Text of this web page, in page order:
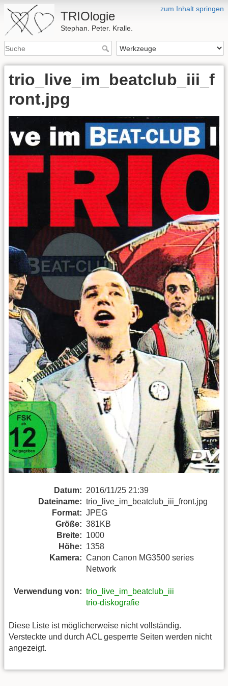
zum Inhalt springen
TRIOlogie
Stephan. Peter. Kralle.
trio_live_im_beatclub_iii_f
ront.jpg
Datum: 2016/11/25 21:39
Dateiname: trio_live_im_beatclub_iii_front.jpg
Format: JPEG
Größe: 381KB
Breite: 1000
Höhe: 1358
Kamera: Canon Canon MG3500 series
Network
Verwendung von: trio_live_im_beatclub_iii
trio-diskografie
Diese Liste ist möglicherweise nicht vollständig.
Versteckte und durch ACL gesperrte Seiten werden nicht
angezeigt.